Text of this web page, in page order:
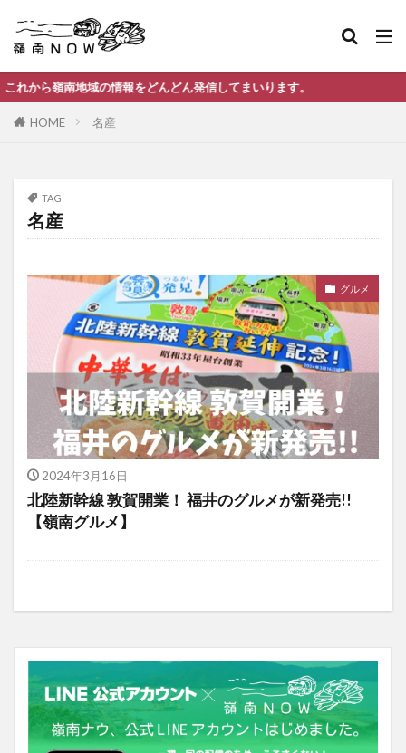
の情報をどんどん発信してまいります。
HOME 名産
TAG
名産
グルメ
2024年3月16日
北陸新幹線 敦賀開業！ 福井のグルメが新発売!!
【嶺南グルメ】